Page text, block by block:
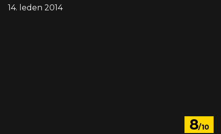
14. leden 2014
8/10